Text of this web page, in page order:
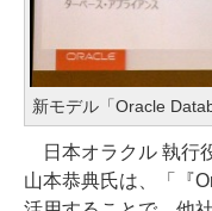
新モデル「Oracle
日本オラクル 執行
山本恭典氏は、「『